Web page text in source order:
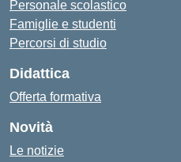
Personale scolastico
Famiglie e studenti
Percorsi di studio
Didattica
Offerta formativa
Novità
Le notizie